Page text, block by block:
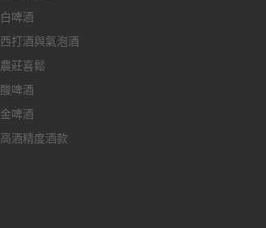
白啤酒
西打酒與氣泡酒
農莊喜鬆
酸啤酒
金啤酒
高酒精度酒款